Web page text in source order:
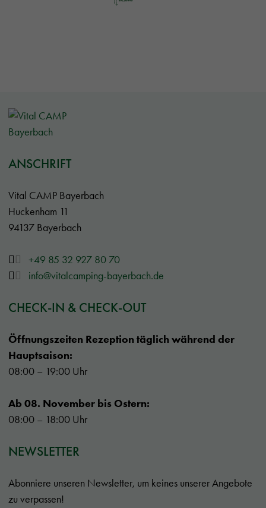
ANSCHRIFT
Vital CAMP Bayerbach
Huckenham 11
94137 Bayerbach
+49 85 32 927 80 70
info@vitalcamping-bayerbach.de
CHECK-IN & CHECK-OUT
Öffnungszeiten Rezeption täglich während der
Hauptsaison:
08:00 – 19:00 Uhr
Ab 08. November bis Ostern:
08:00 – 18:00 Uhr
NEWSLETTER
Abonniere unseren Newsletter, um keines unserer Angebote
zu verpassen!